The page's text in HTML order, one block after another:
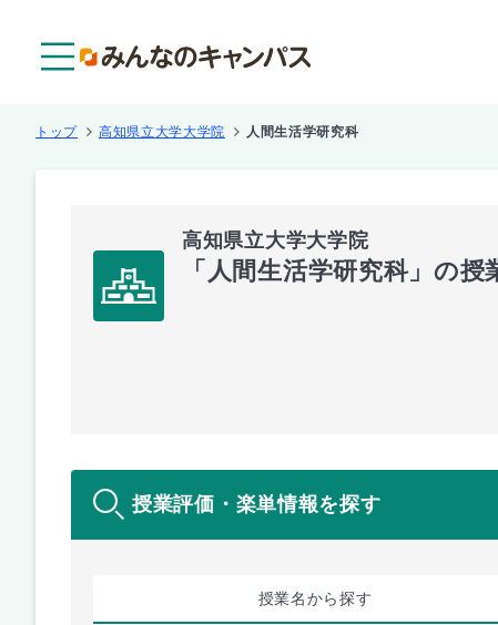
トップ 高知県立大学大学院 人間生活学研究科
高知県立大学大学院
「人間生活学研究科」の授
授業評価・楽単情報を探す
授業名から探す